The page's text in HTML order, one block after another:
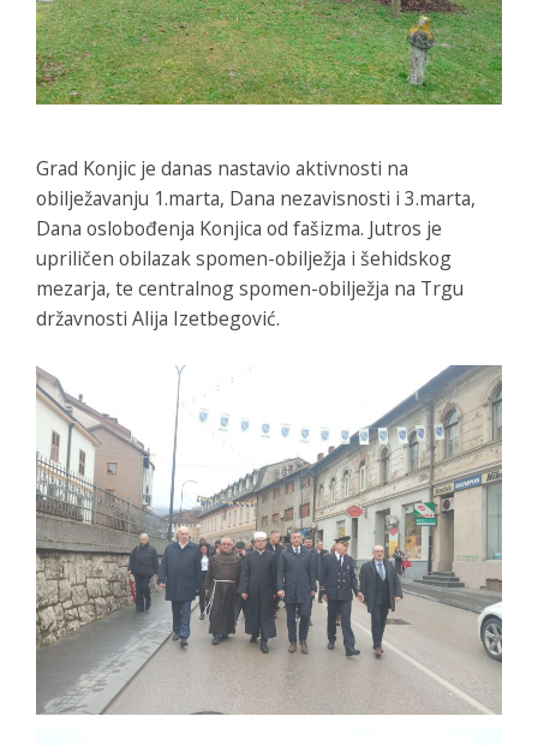
Grad Konjic je danas nastavio aktivnosti na
obilježavanju 1.marta, Dana nezavisnosti i 3.marta,
Dana oslobođenja Konjica od fašizma. Jutros je
upriličen obilazak spomen-obilježja i šehidskog
mezarja, te centralnog spomen-obilježja na Trgu
državnosti Alija Izetbegović.